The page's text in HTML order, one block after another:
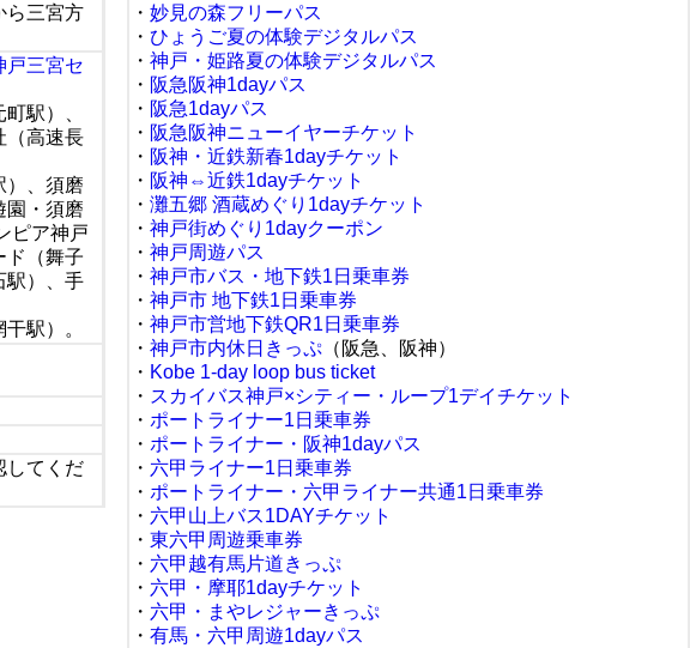
ら三宮方
戸三宮セ
駅）、
（高速長
）、須磨
園・須磨
ピア神戸
ド（舞子
駅）、手
駅）。
してくだ
・ 妙見の森フリーパス
・ ひょうご夏の体験デジタルパス
・ 神戸・姫路夏の体験デジタルパス
・ 阪急阪神1dayパス
・ 阪急1dayパス
・ 阪急阪神ニューイヤーチケット
・ 阪神・近鉄新春1dayチケット
・ 阪神⇔近鉄1dayチケット
・ 灘五郷 酒蔵めぐり1dayチケット
・ 神戸街めぐり1dayクーポン
・ 神戸周遊パス
・ 神戸市バス・地下鉄1日乗車券
・ 神戸市 地下鉄1日乗車券
・ 神戸市営地下鉄QR1日乗車券
・ 神戸市内休日きっぷ（阪急、阪神）
・ Kobe 1-day loop bus ticket
・ スカイバス神戸×シティー・ループ1デイチケット
・ ポートライナー1日乗車券
・ ポートライナー・阪神1dayパス
・ 六甲ライナー1日乗車券
・ ポートライナー・六甲ライナー共通1日乗車券
・ 六甲山上バス1DAYチケット
・ 東六甲周遊乗車券
・ 六甲越有馬片道きっぷ
・ 六甲・摩耶1dayチケット
・ 六甲・まやレジャーきっぷ
・ 有馬・六甲周遊1dayパス